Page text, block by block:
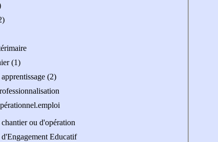
(1)
(2)
ou d'opération
Educatif